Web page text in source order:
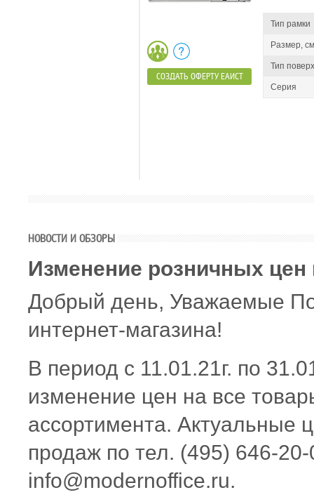
Тип рамки
Размер,
Тип
Серия
СОЗДАТЬ ОФЕРТУ ЕАИСТ
НОВОСТИ И ОБЗОРЫ
Изменение розничных
Добрый день, Уважаемые
интернет-магазина!
В период с 11.01.21г. по
изменение цен на все
ассортимента. Актуальные
продаж по тел. (495) 646-
info@modernoffice.ru.